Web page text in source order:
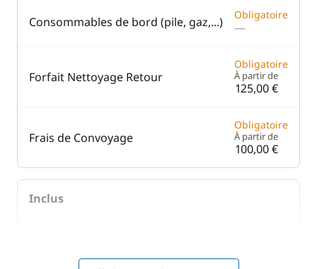
Consommables de bord (pile, gaz,...) Obligatoire
—
Forfait Nettoyage Retour
Obligatoire
À partir de
125,00 €
Frais de Convoyage
Obligatoire
À partir de
100,00 €
Inclus